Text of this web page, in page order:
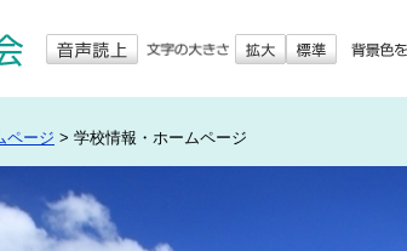
ページ > 学校情報・ホームページ